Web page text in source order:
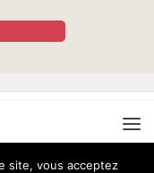
site, vous acceptez